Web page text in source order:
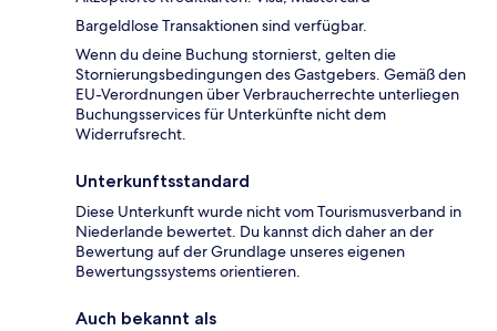
Bargeldlose Transaktionen sind verfügbar.
Wenn du deine Buchung stornierst, gelten die
Stornierungsbedingungen des Gastgebers. Gemäß den
EU-Verordnungen über Verbraucherrechte unterliegen
Buchungsservices für Unterkünfte nicht dem
Widerrufsrecht.
Unterkunftsstandard
Diese Unterkunft wurde nicht vom Tourismusverband in
Niederlande bewertet. Du kannst dich daher an der
Bewertung auf der Grundlage unseres eigenen
Bewertungssystems orientieren.
Auch bekannt als